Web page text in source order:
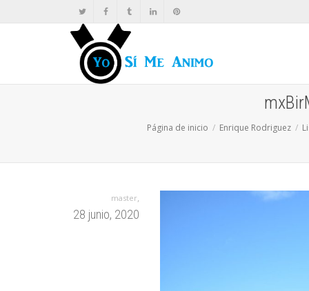
Página de inicio Enrique Rodriguez
master,
28 junio, 2020